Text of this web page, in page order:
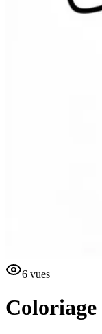
6 vues
Coloriage